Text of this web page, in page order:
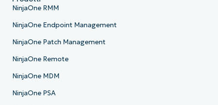
NinjaOne RMM
NinjaOne Endpoint Management
NinjaOne Patch Management
NinjaOne Remote
NinjaOne MDM
NinjaOne PSA